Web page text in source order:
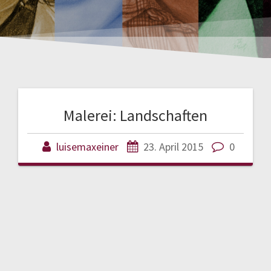
Malerei: Landschaften
luisemaxeiner 23. April 2015 0